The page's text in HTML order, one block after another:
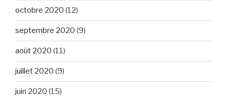
octobre 2020 (12)
septembre 2020 (9)
août 2020 (11)
juillet 2020 (9)
juin 2020 (15)